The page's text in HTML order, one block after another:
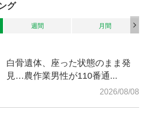
グ
週間 月間
白骨遺体、座った状態のまま発
見…農作業男性が110番通...
2026/08/08